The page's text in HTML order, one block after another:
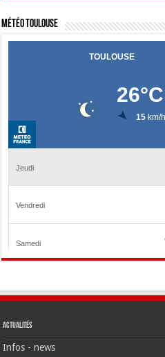
Météo Toulouse
Actualités
Infos - news